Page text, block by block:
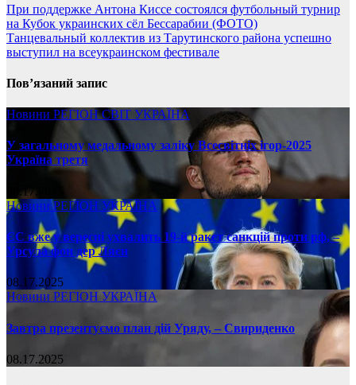
При поддержке Антона Киссе состоялся футбольный турнир
на Кубок украинских сёл Бессарабии (ФОТО)
Танцевальный коллектив из Тарутинского района успешно
выступил на всеукраинском фестивале
Пов’язаний запис
Новини РЕГІОНСВІТ УКРАЇНА
У загальному медальному заліку Всесвітніх ігор-2025
Україна третя
08.17.2025
НовиниРЕГІОН УКРАЇНА
ЄС вже у вересні ухвалить 19-й ракет санкцій проти рф, –
Урсула фон дер Ляєн
08.17.2025
Новини РЕГІОН УКРАЇНА
Завтра презентуємо план дій Уряду, – Свириденко
08.17.2025